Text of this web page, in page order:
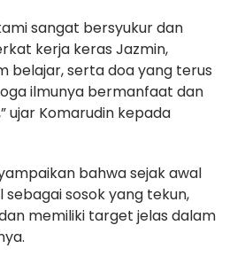
sangat bersyukur dan
kerja keras Jazmin,
belajar, serta doa yang terus
ilmunya bermanfaat dan
ujar Komarudin kepada
bahwa sejak awal
sebagai sosok yang tekun,
memiliki target jelas dalam